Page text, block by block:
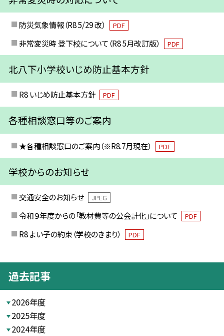
防災気象情報（R8 5/29 改） PDF
非常変災時 登下校について（R8 5月改訂版） PDF
北八下小学校いじめ防止基本方針
R8 いじめ防止基本方針 PDF
各種相談窓口等のご案内
★各種相談窓口のご案内（※R8.7月現在） PDF
学校からのお知らせ
交通安全のお知らせ JPEG
令和９年度からの「教材費等の公会計化」について PDF
R8 よい子の約束（学校のきまり） PDF
過去記事
2026年度
2025年度
2024年度